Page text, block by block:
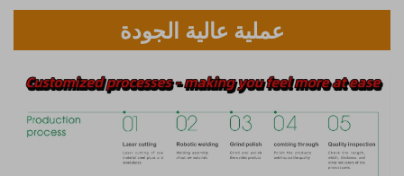
عملية عالية الجودة